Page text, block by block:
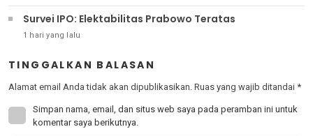
Survei IPO: Elektabilitas Prabowo Teratas
1 hari yang lalu
TINGGALKAN BALASAN
Alamat email Anda tidak akan dipublikasikan. Ruas yang wajib ditandai *
Simpan nama, email, dan situs web saya pada peramban ini untuk
komentar saya berikutnya.